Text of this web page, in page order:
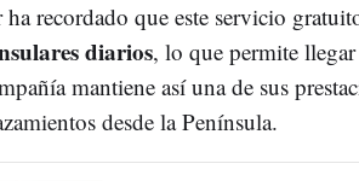
recordado que este servicio
diarios, lo que permite
mantiene así una de sus
desde la Península.